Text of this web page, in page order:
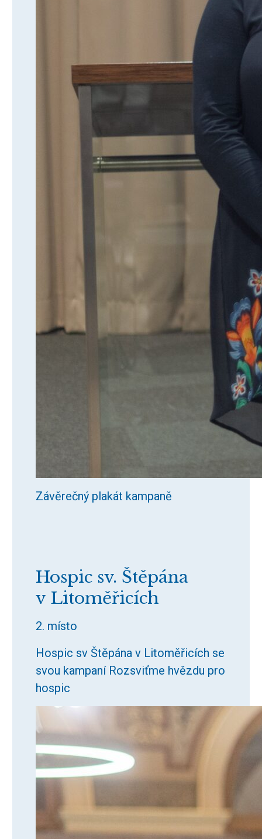
Závěrečný plakát kampaně
Hospic sv. Štěpána
v Litoměřicích
2. místo
Hospic sv Štěpána v Litoměřicích se
svou kampaní Rozsviťme hvězdu pro
hospic